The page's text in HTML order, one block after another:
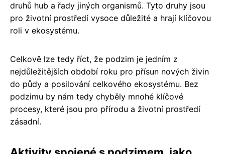
druhů hub a řady jiných organismů. Tyto druhy jsou
pro životní prostředí vysoce důležité a hrají klíčovou
roli v ekosystému.
Celkově lze tedy říct, že podzim je jedním z
nejdůležitějších období roku pro přísun nových živin
do půdy a posilování celkového ekosystému. Bez
podzimu by nám tedy chyběly mnohé klíčové
procesy, které jsou pro přírodu a životní prostředí
zásadní.